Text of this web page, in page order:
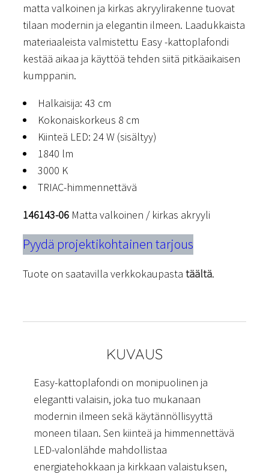
matta valkoinen ja kirkas akryylirakenne tuovat
tilaan modernin ja elegantin ilmeen. Laadukkaista
materiaaleista valmistettu Easy -kattoplafondi
kestää aikaa ja käyttöä tehden siitä pitkäaikaisen
kumppanin.
Halkaisija: 43 cm
Kokonaiskorkeus 8 cm
Kiinteä LED: 24 W (sisältyy)
1840 lm
3000 K
TRIAC-himmennettävä
146143-06 Matta valkoinen / kirkas akryyli
Pyydä projektikohtainen tarjous
Tuote on saatavilla verkkokaupasta täältä.
KUVAUS
Easy-kattoplafondi on monipuolinen ja
elegantti valaisin, joka tuo mukanaan
modernin ilmeen sekä käytännöllisyyttä
moneen tilaan. Sen kiinteä ja himmennettävä
LED-valonlähde mahdollistaa
energiatehokkaan ja kirkkaan valaistuksen,